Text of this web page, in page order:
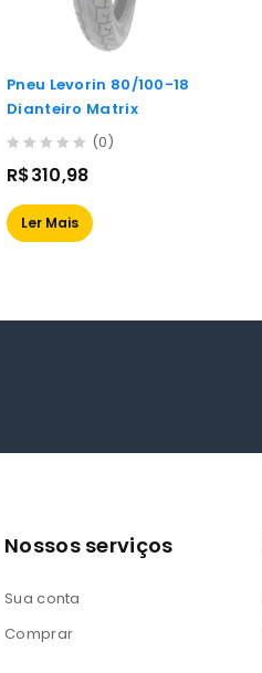
Pneu Levorin 80/100-18
Dianteiro Matrix
out
5
(0)
R$310,98
Ler Mais
Nossos serviços
Sua conta
Comprar